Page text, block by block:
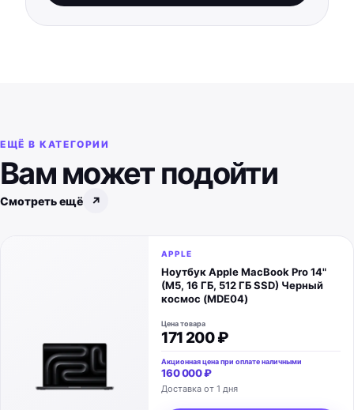
ЕЩЁ В КАТЕГОРИИ
Вам может подойти
Смотреть ещё ↗
APPLE
Ноутбук Apple MacBook Pro 14"
(M5, 16 ГБ, 512 ГБ SSD) Черный
космос (MDE04)
Цена товара
171 200 ₽
Акционная цена при оплате наличными
160 000 ₽
Доставка от 1 дня